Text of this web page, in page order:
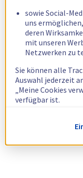
sowie Social-
uns
deren
mit unseren
Netzwerken zu
Sie können alle
Auswahl jederzeit
„Meine Cookies
verfügbar ist.
Weitere
zur Verwendung von